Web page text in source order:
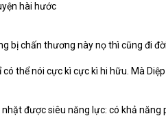
hài hước
bị chấn thương này nọ thì cũng đi
thể nói cực kì cực kì hi hữu. Mà
được siêu năng lực: có khả năng